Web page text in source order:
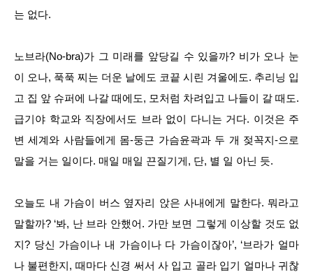
는 없다.
노브라(No-bra)가 그 미래를 앞당길 수 있을까? 비가 오나 눈
이 오나, 푹푹 찌는 더운 날에도 코끝 시린 겨울에도. 추리닝 입
고 집 앞 슈퍼에 나갈 때에도, 모처럼 차려입고 나들이 갈 때도.
급기야 학교와 직장에서도 브라 없이 다니는 거다. 이것은 주
변 세계와 사람들에게 몸-둥근 가슴윤곽과 두 개 젖꼭지-으로
말을 거는 일이다. 매일 매일 끈질기게, 단, 별 일 아닌 듯.
오늘도 내 가슴이 버스 옆자리 앉은 사내에게 말한다. 뭐라고
말할까? ‘봐, 난 브라 안했어. 가만 보면 그렇게 이상할 것도 없
지? 당신 가슴이나 내 가슴이나 다 가슴이잖아’, ‘브라가 얼마
나 불편한지, 때마다 신경 써서 사 입고 골라 입기 얼마나 귀찮